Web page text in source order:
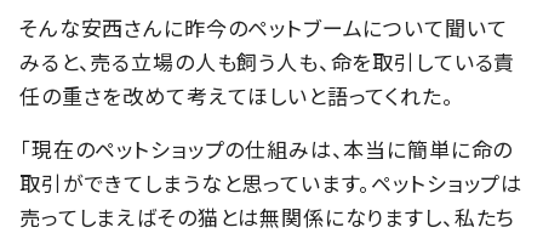
そんな安西さんに昨今のペットブームについて聞いて
みると、売る立場の人も飼う人も、命を取引している責
任の重さを改めて考えてほしいと語ってくれた。
「現在のペットショップの仕組みは、本当に簡単に命の
取引ができてしまうなと思っています。ペットショップは
売ってしまえばその猫とは無関係になりますし、私たち